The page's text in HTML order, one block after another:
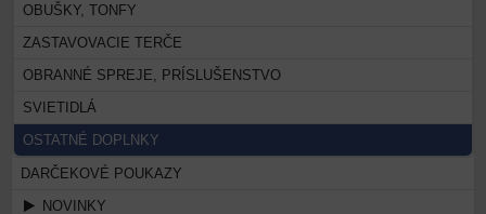
OBUŠKY, TONFY
ZASTAVOVACIE TERČE
OBRANNÉ SPREJE, PRÍSLUŠENSTVO
SVIETIDLÁ
OSTATNÉ DOPLNKY
DARČEKOVÉ POUKAZY
NOVINKY